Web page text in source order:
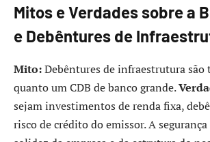
Mitos e Verdades sobre a
e Debêntures de
Mito:Debêntures de infraestrutura são
quanto um CDB de banco grande.
sejam investimentos de renda fixa,
risco de crédito do emissor. A